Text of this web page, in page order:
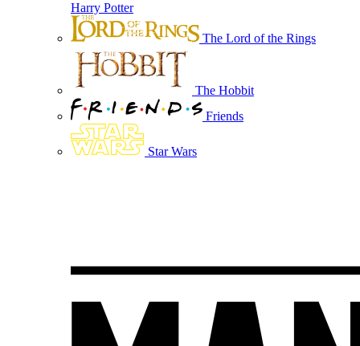
Harry Potter
The Lord of the Rings
The Hobbit
Friends
Star Wars